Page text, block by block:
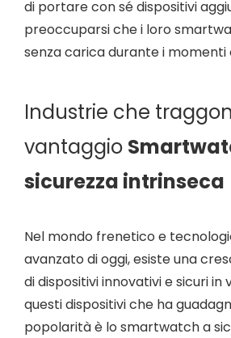
di portare con sé dispositivi
preoccuparsi che i loro
senza carica durante i momenti
Industrie che
vantaggio
sicurezza intrinseca
Nel mondo frenetico e
avanzato di oggi, esiste una
di dispositivi innovativi e sicuri in
questi dispositivi che ha
popolarità è lo smartwatch a